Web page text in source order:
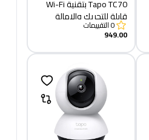
Tapo TC70 بتقنية Wi-Fi
قابلة للتحريك والإمالة
0التقييمات
949.00